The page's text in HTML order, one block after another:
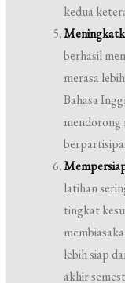
kedua
berhasil
merasa
Bahasa
latihan
tingkat
lebih siap
akhir